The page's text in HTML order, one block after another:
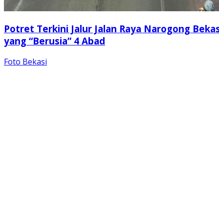
Potret Terkini Jalur Jalan Raya Narogong
yang “Berusia” 4 Abad
Foto Bekasi